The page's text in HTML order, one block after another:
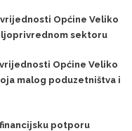
Općine Veliko
sektoru
Općine Veliko
malog poduzetništva i
potporu